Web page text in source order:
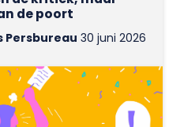
de poort
Persbureau 30 juni 2026